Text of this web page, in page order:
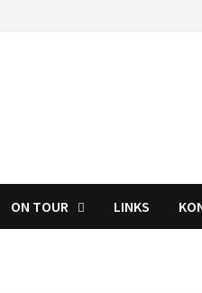
ON TOUR LINKS